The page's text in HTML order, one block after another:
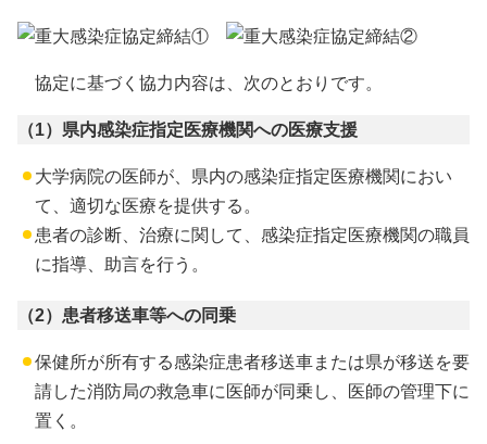
協定に基づく協力内容は、次のとおりです。
（1）県内感染症指定医療機関への医療支援
大学病院の医師が、県内の感染症指定医療機関におい
て、適切な医療を提供する。
患者の診断、治療に関して、感染症指定医療機関の職員
に指導、助言を行う。
（2）患者移送車等への同乗
保健所が所有する感染症患者移送車または県が移送を要
請した消防局の救急車に医師が同乗し、医師の管理下に
置く。